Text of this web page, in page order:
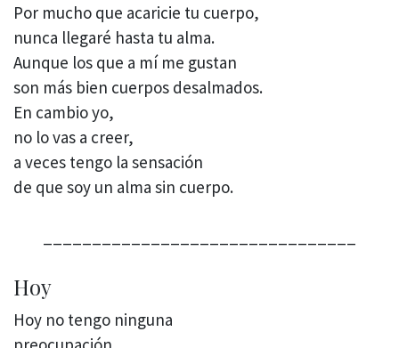
Por mucho que acaricie tu cuerpo,
nunca llegaré hasta tu alma.
Aunque los que a mí me gustan
son más bien cuerpos desalmados.
En cambio yo,
no lo vas a creer,
a veces tengo la sensación
de que soy un alma sin cuerpo.
Hoy
Hoy no tengo ninguna